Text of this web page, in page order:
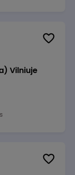
Vilniuje